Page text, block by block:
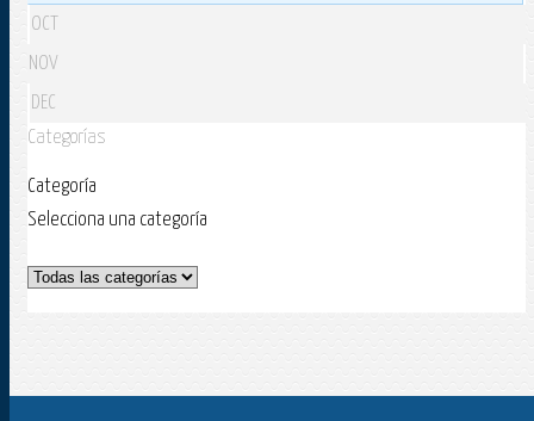
OCT
NOV
DEC
Categorías
Categoría
Selecciona una categoría